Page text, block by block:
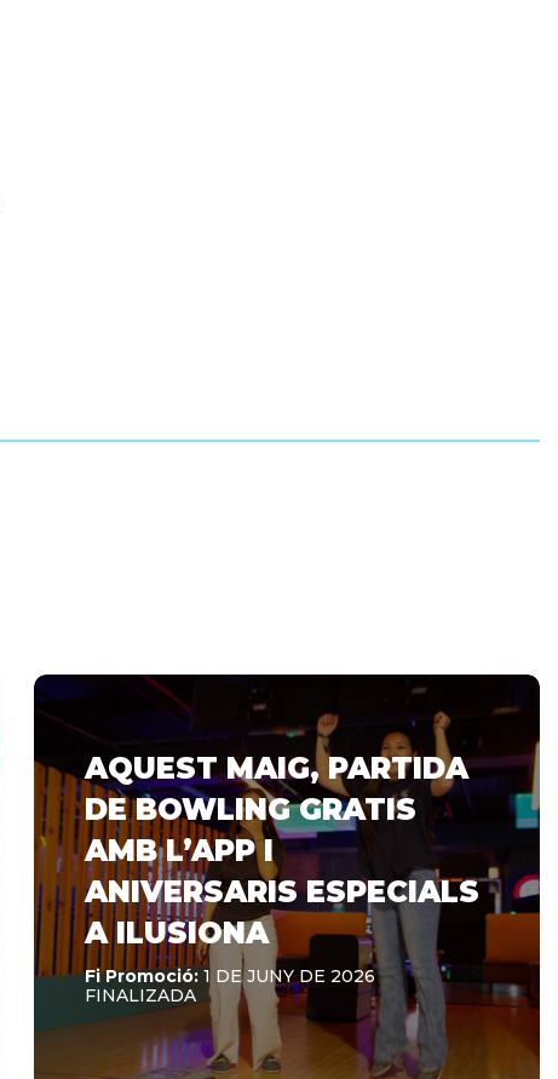
AQUEST MAIG, PARTIDA
DE BOWLING GRATIS
AMB L’APP I
ANIVERSARIS ESPECIALS
A ILUSIONA
Fi Promoció:1 DE JUNY DE 2026
FINALIZADA